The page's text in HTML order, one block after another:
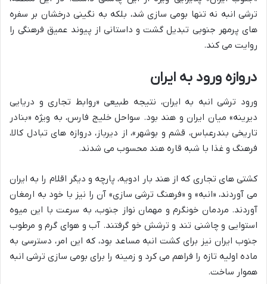
ترشی انبه نه تنها بومی سازی شد، بلکه به نگینی درخشان بر سفره
های پرمهر جنوبی تبدیل گشت و داستانی از پیوند عمیق فرهنگی را
روایت می کند.
دروازه ورود به ایران
ورود ترشی انبه به ایران، نتیجه طبیعی «روابط تجاری و دریایی
دیرینه» میان ایران و هند بود. سواحل خلیج فارس، به ویژه «بنادر
تاریخی بندرعباس، قشم و بوشهر»، از دیرباز، دروازه های تبادل کالا،
فرهنگ و غذا با شبه قاره هند محسوب می شدند.
کشتی های تجاری که از هند بار ادویه، پارچه و دیگر اقلام را به ایران
می آوردند، «انبه» و «فرهنگ ترشی سازی» آن را نیز با خود به ارمغان
آوردند. مردمان خونگرم و مهمان نواز جنوب، به سرعت با این میوه
استوایی و چاشنی تند و ترشش خو گرفتند. آب و هوای گرم و مرطوب
جنوب ایران نیز برای کشت انبه مساعد بود، که این امر، دسترسی به
ماده اولیه تازه را فراهم می کرد و زمینه را برای بومی سازی ترشی انبه
هموار ساخت.